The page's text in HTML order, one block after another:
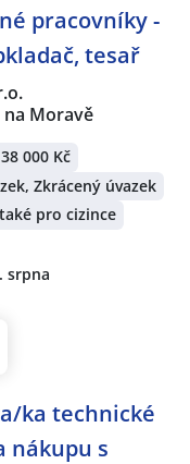
pracovníky -
tesař
Moravě
000 Kč
Zkrácený úvazek
pro cizince
srpna
ka technické
nákupu s